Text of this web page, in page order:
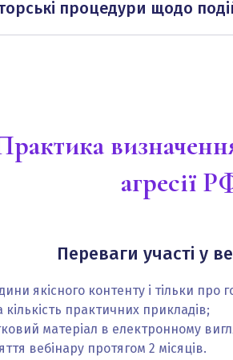
події. Приклади подання у
процедури щодо
агресії
Переваги участі у
якісного контенту і тільки про
практичних прикладів;
матеріал в електронному
вебінару протягом 2 місяців.